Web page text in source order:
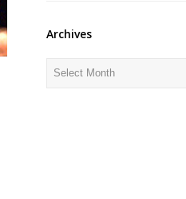
Archives
Archives